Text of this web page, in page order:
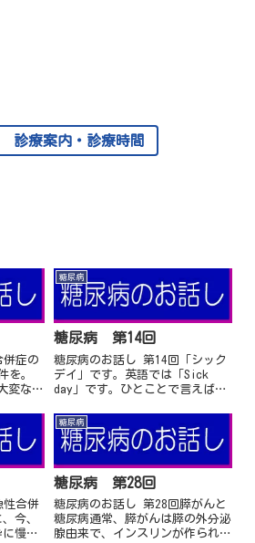
診療案内・診療時間
併症の
を。
変な心
れで
いは、
糖尿病
糖尿病 第14回
糖尿病のお話し 第14回「シック
デイ」です。英語では「Sick
day」です。ひとことで言えば調
病は繰り返しますがなんでもなけ
れば普通の生活をする病気です。
食事もちゃんと...
性合併
今、
慢性
糖尿病
糖尿病 第28回
糖尿病のお話し 第28回膵がんと
糖尿病通常、膵がんは膵の外分泌
腺由来で、インスリンが作られる